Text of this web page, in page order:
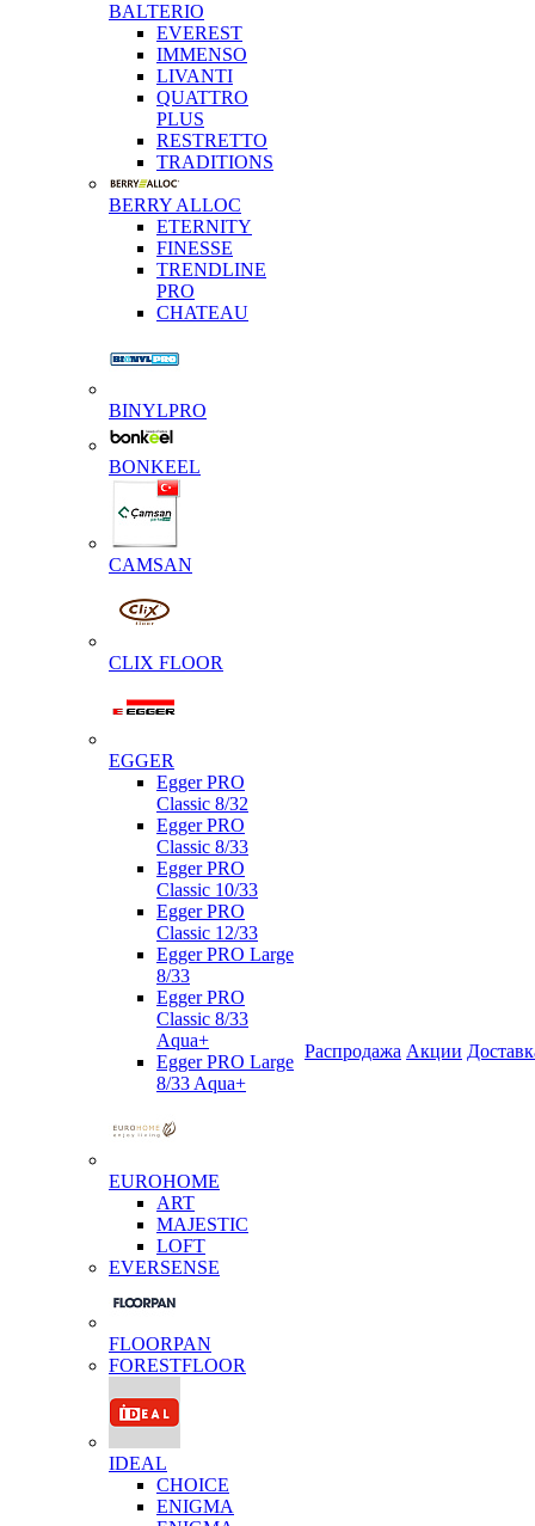
BALTERIO
EVEREST
IMMENSO
LIVANTI
QUATTRO
PLUS
RESTRETTO
TRADITIONS
BERRY ALLOC
ETERNITY
FINESSE
TRENDLINE
PRO
CHATEAU
BINYLPRO
BONKEEL
CAMSAN
CLIX FLOOR
EGGER
Egger PRO
Classic 8/32
Egger PRO
Classic 8/33
Egger PRO
Classic 10/33
Egger PRO
Classic 12/33
Egger PRO Large
8/33
Egger PRO
Classic 8/33
Aqua+
Egger PRO Large
8/33 Aqua+
EUROHOME
ART
MAJESTIC
LOFT
EVERSENSE
FLOORPAN
FORESTFLOOR
IDEAL
CHOICE
ENIGMA
Распродажа Акции